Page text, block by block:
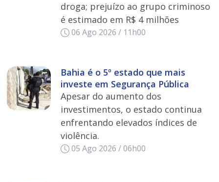
droga; prejuízo ao grupo criminoso
é estimado em R$ 4 milhões
06 Ago 2026 / 11h00
Bahia é o 5º estado que mais
investe em Segurança Pública
Apesar do aumento dos
investimentos, o estado continua
enfrentando elevados índices de
violência.
05 Ago 2026 / 06h00